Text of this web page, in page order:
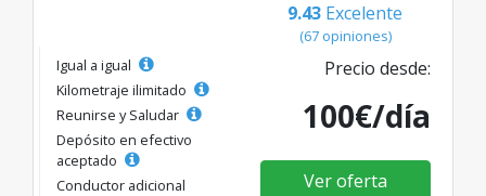
9.43 Excelente
(67 opiniones)
Igual a igual
Kilometraje ilimitado
Reunirse y Saludar
Depósito en efectivo
aceptado
Conductor adicional
Precio desde:
100€/día
Ver oferta